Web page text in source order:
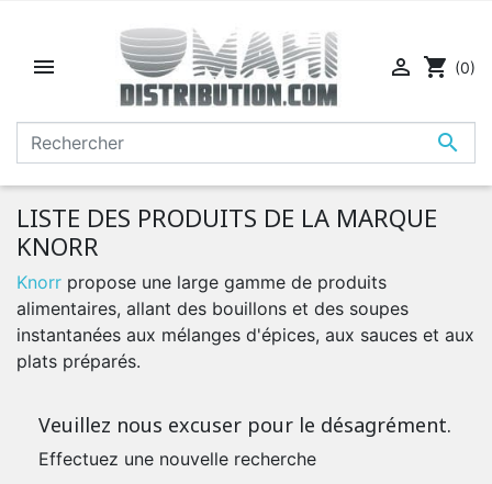


 shopping_cart (0)
LISTE DES PRODUITS DE LA MARQUE
KNORR
Knorr propose une large gamme de produits
alimentaires, allant des bouillons et des soupes
instantanées aux mélanges d'épices, aux sauces et aux
plats préparés.
Veuillez nous excuser pour le désagrément.
Effectuez une nouvelle recherche